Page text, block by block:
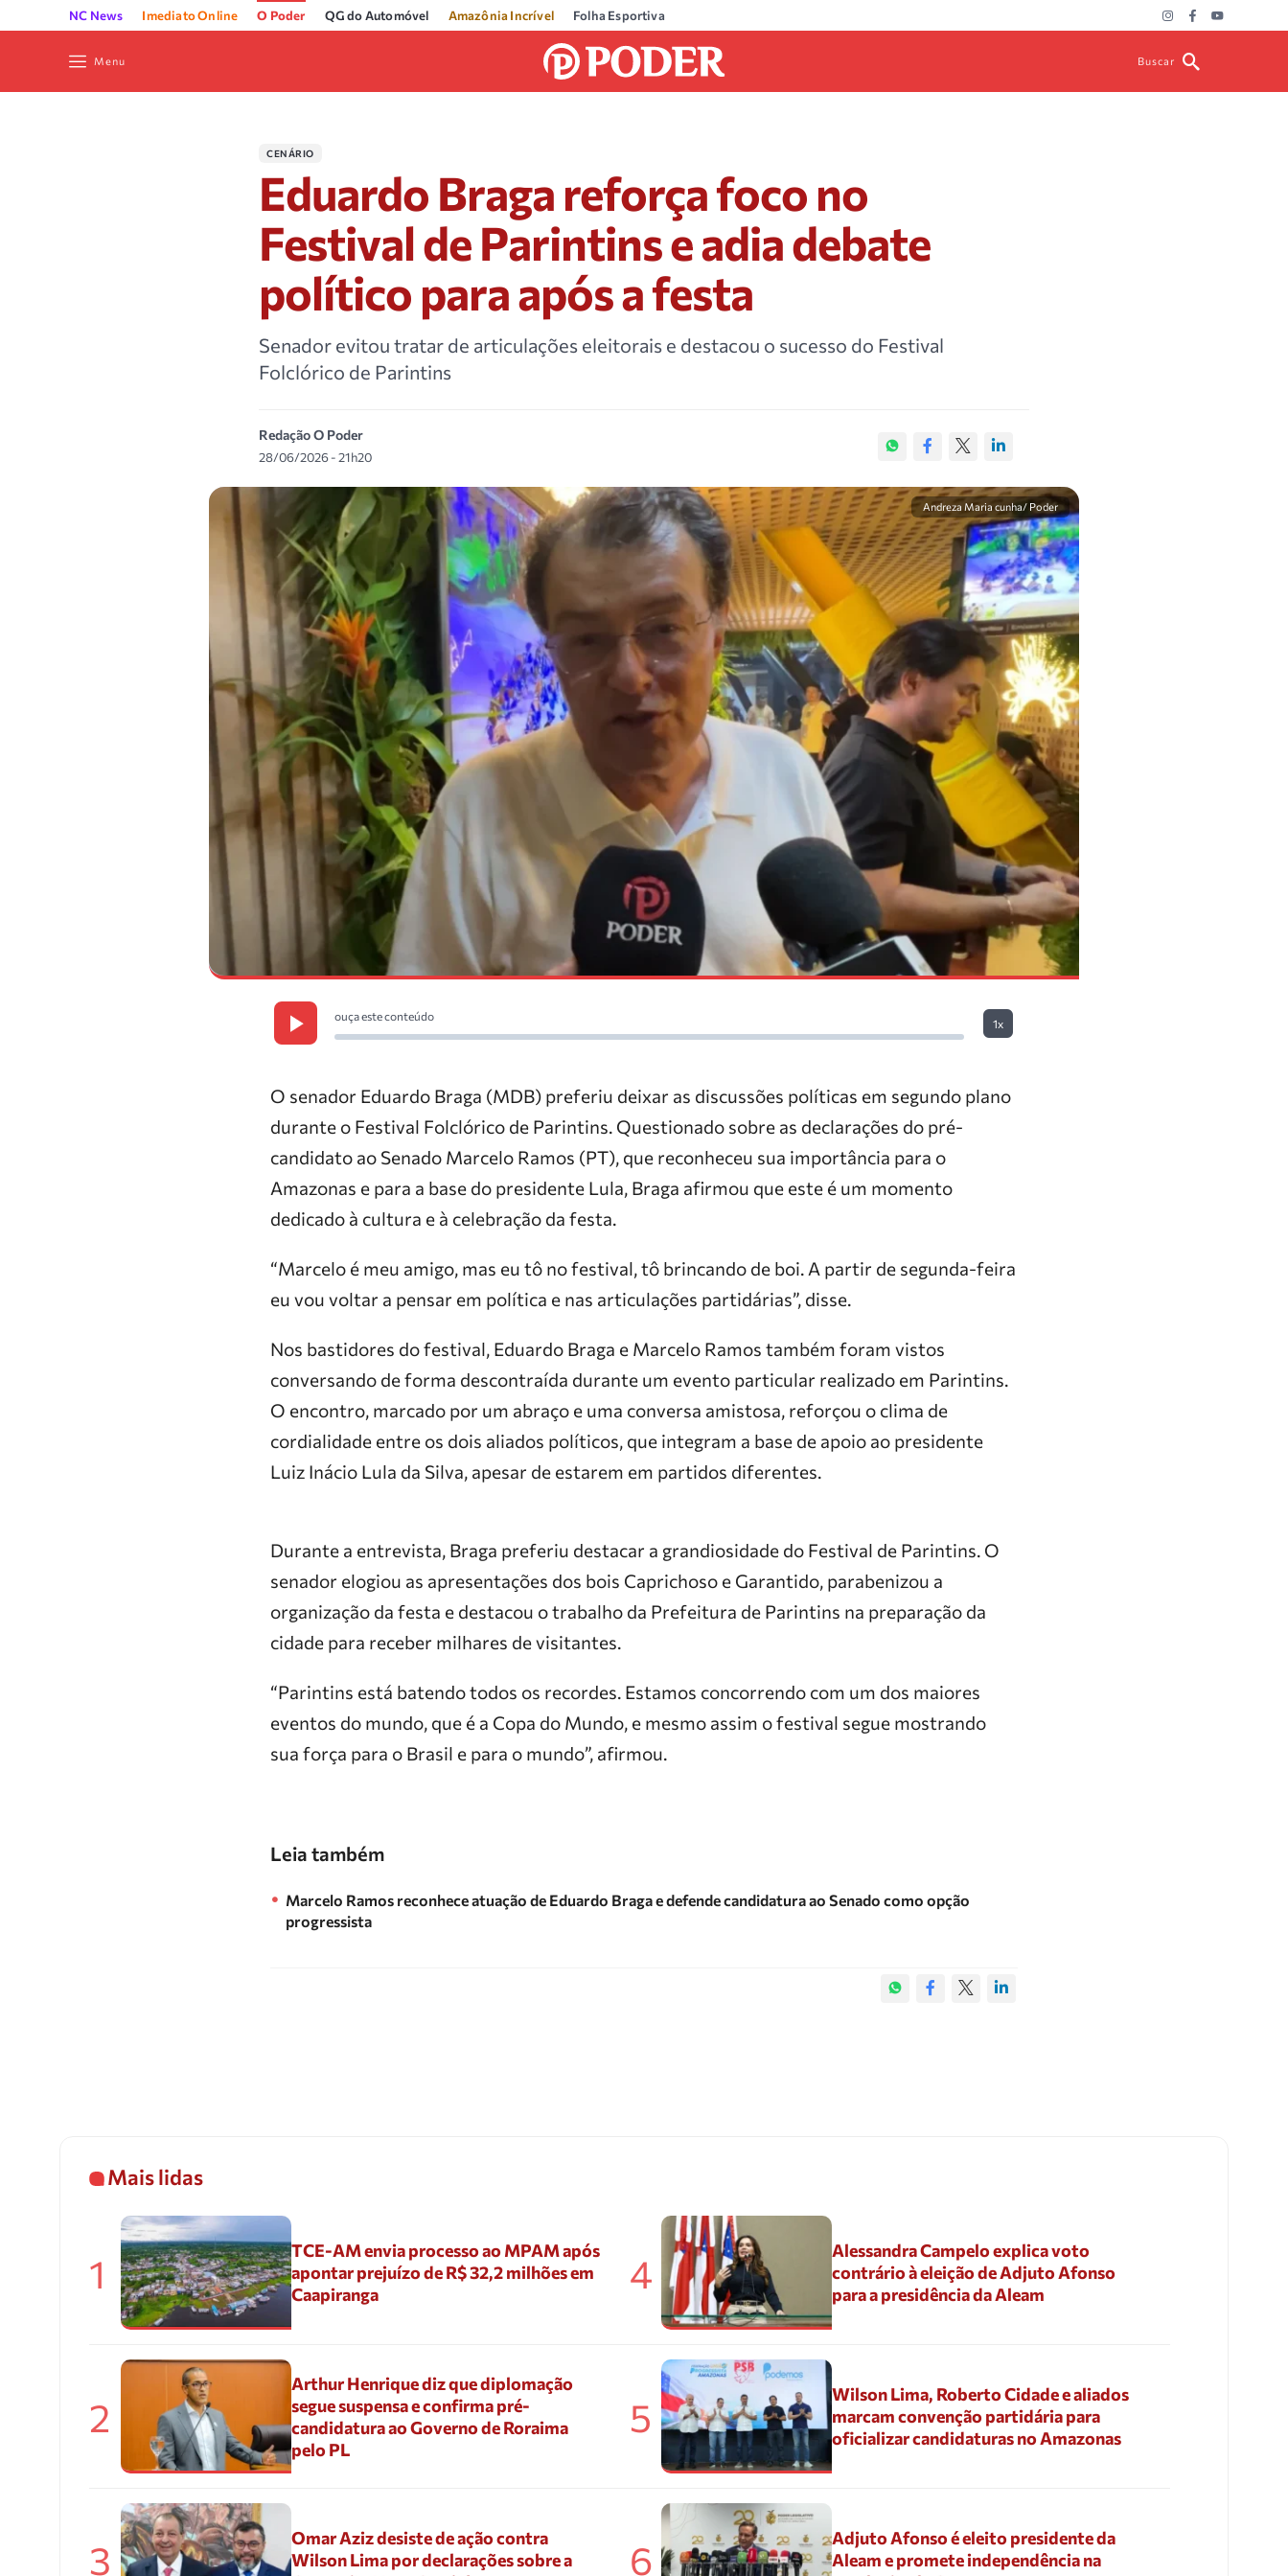
NC News Imediato Online O Poder QG do Automóvel Amazônia Incrível Folha Esportiva
Menu Buscar
CENÁRIO
Eduardo Braga reforça foco no
Festival de Parintins e adia debate
político para após a festa
Senador evitou tratar de articulações eleitorais e destacou o sucesso do Festival
Folclórico de Parintins
Redação O Poder
28/06/2026 - 21h20
Andreza Maria cunha/ Poder
ouça este conteúdo
1x
O senador Eduardo Braga (MDB) preferiu deixar as discussões políticas em segundo plano
durante o Festival Folclórico de Parintins. Questionado sobre as declarações do pré-
candidato ao Senado Marcelo Ramos (PT), que reconheceu sua importância para o
Amazonas e para a base do presidente Lula, Braga afirmou que este é um momento
dedicado à cultura e à celebração da festa.
“Marcelo é meu amigo, mas eu tô no festival, tô brincando de boi. A partir de segunda-feira
eu vou voltar a pensar em política e nas articulações partidárias”, disse.
Nos bastidores do festival, Eduardo Braga e Marcelo Ramos também foram vistos
conversando de forma descontraída durante um evento particular realizado em Parintins.
O encontro, marcado por um abraço e uma conversa amistosa, reforçou o clima de
cordialidade entre os dois aliados políticos, que integram a base de apoio ao presidente
Luiz Inácio Lula da Silva, apesar de estarem em partidos diferentes.
Durante a entrevista, Braga preferiu destacar a grandiosidade do Festival de Parintins. O
senador elogiou as apresentações dos bois Caprichoso e Garantido, parabenizou a
organização da festa e destacou o trabalho da Prefeitura de Parintins na preparação da
cidade para receber milhares de visitantes.
“Parintins está batendo todos os recordes. Estamos concorrendo com um dos maiores
eventos do mundo, que é a Copa do Mundo, e mesmo assim o festival segue mostrando
sua força para o Brasil e para o mundo”, afirmou.
Leia também
Marcelo Ramos reconhece atuação de Eduardo Braga e defende candidatura ao Senado como opção
progressista
Mais lidas
1
TCE-AM envia processo ao MPAM após
apontar prejuízo de R$ 32,2 milhões em
Caapiranga
2
Arthur Henrique diz que diplomação
segue suspensa e confirma pré-
candidatura ao Governo de Roraima
pelo PL
3
Omar Aziz desiste de ação contra
Wilson Lima por declarações sobre a
4
Alessandra Campelo explica voto
contrário à eleição de Adjuto Afonso
para a presidência da Aleam
5
Wilson Lima, Roberto Cidade e aliados
marcam convenção partidária para
oficializar candidaturas no Amazonas
6
Adjuto Afonso é eleito presidente da
Aleam e promete independência na